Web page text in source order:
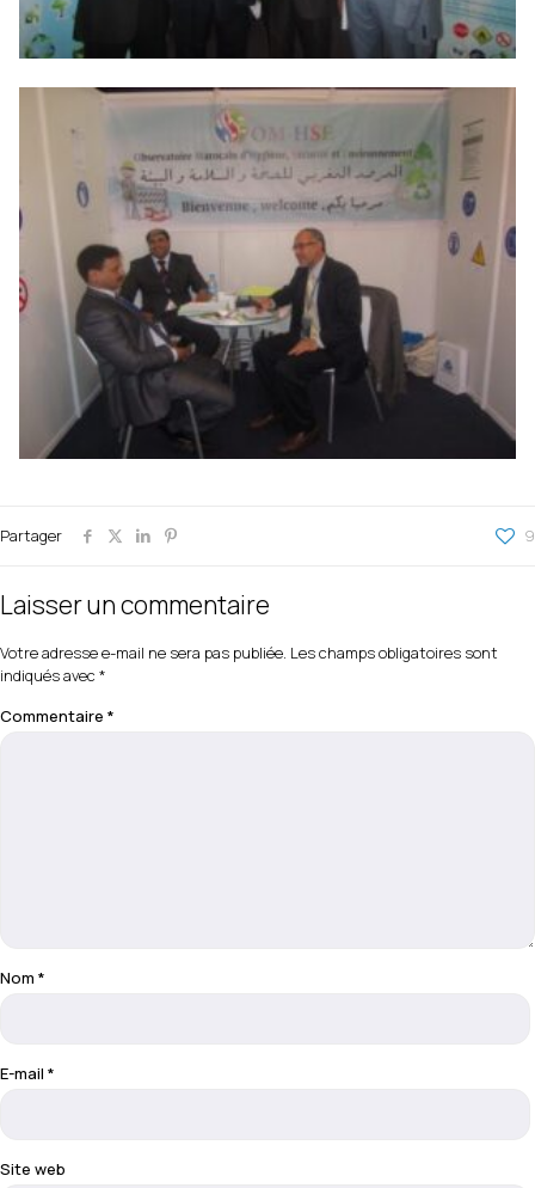
Partager 9
Laisser un commentaire
Votre adresse e-mail ne sera pas publiée. Les champs obligatoires sont
indiqués avec *
Commentaire *
Nom *
E-mail *
Site web